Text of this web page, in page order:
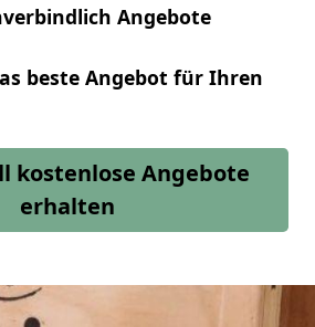
Angebote
beste Angebot für Ihren
kostenlose Angebote
erhalten